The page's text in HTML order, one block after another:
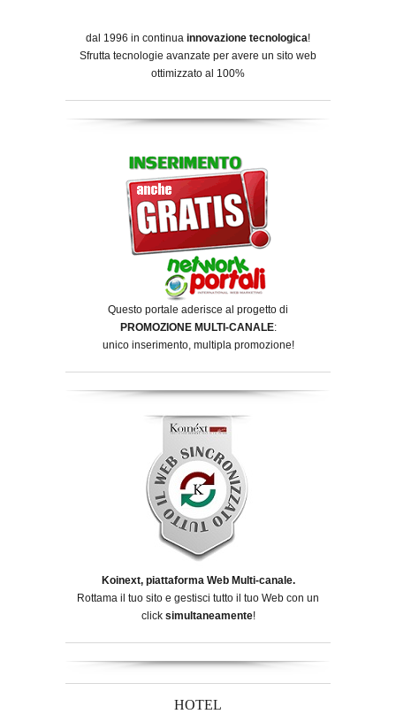
dal 1996 in continua innovazione tecnologica!
Sfrutta tecnologie avanzate per avere un sito web
ottimizzato al 100%
Questo portale aderisce al progetto di
PROMOZIONE MULTI-CANALE:
unico inserimento, multipla promozione!
Koinext, piattaforma Web Multi-canale.
Rottama il tuo sito e gestisci tutto il tuo Web con un
click simultaneamente!
HOTEL